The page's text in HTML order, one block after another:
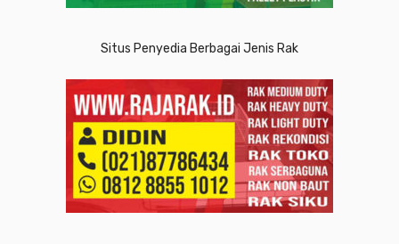
Situs Penyedia Berbagai Jenis Rak